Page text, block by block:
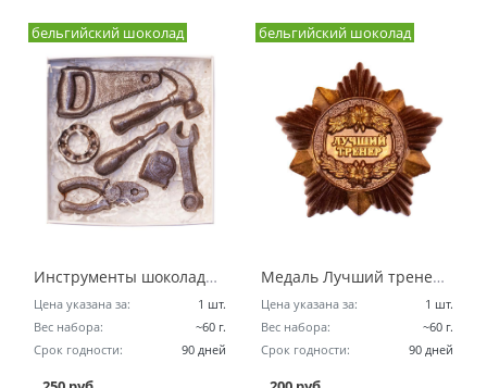
бельгийский шоколад
Инструменты шоколадный набор
Цена указана за:
1 шт.
Вес набора:
~60 г.
Срок годности:
90 дней
бельгийский шоколад
Медаль Лучший тренер шоколадный набор
Цена указана за:
1 шт.
Вес набора:
~60 г.
Срок годности:
90 дней